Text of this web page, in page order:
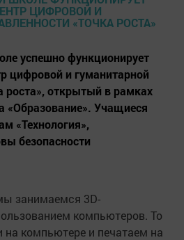
успешно функционирует
цифровой и гуманитарной
роста», открытый в рамках
«Образование». Учащиеся
«Технология»,
безопасности
занимаемся 3D-
компьютеров. То
на компьютере и печатаем на